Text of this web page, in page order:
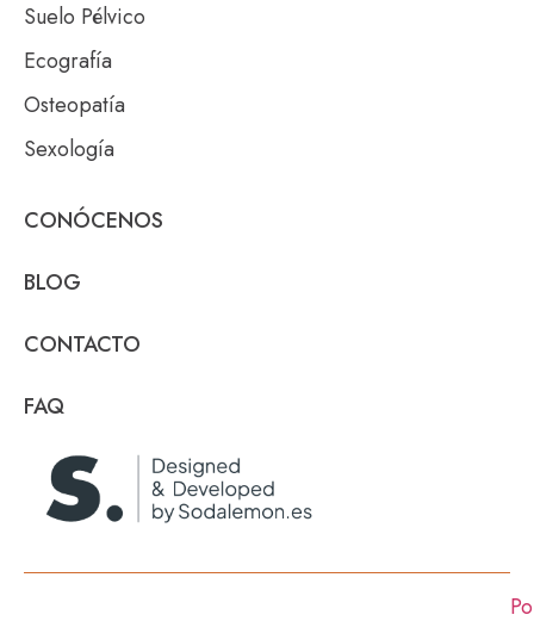
Suelo Pélvico
Ecografía
Osteopatía
Sexología
CONÓCENOS
BLOG
CONTACTO
FAQ